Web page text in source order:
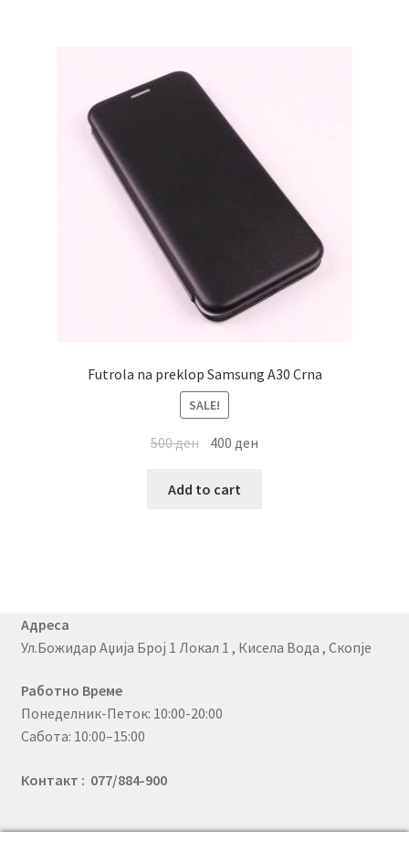
Futrola na preklop Samsung A30 Crna
SALE!
500ден 400 ден
Add to cart
Адреса
Ул.Божидар Аџија Број 1 Локал 1 , Кисела Вода , Скопје
Работно Време
Понеделник-Петок: 10:00-20:00
Сабота: 10:00–15:00
Контакт : 077/884-900